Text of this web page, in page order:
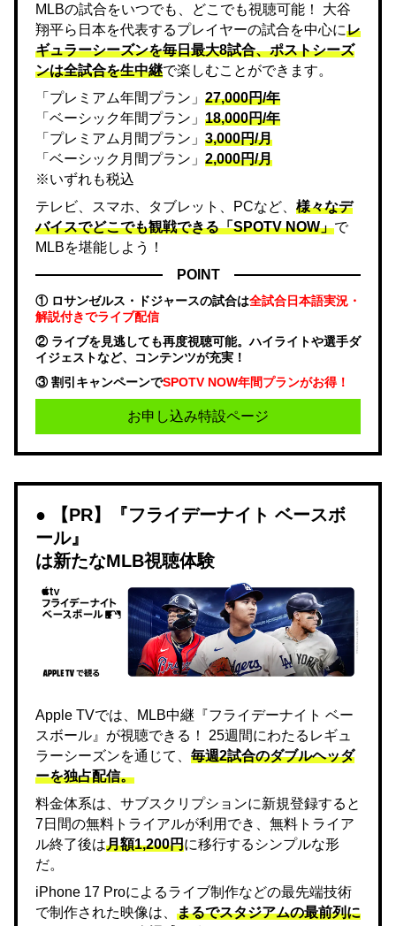
MLBの試合をいつでも、どこでも視聴可能！ 大谷
翔平ら日本を代表するプレイヤーの試合を中心にレ
ギュラーシーズンを毎日最大8試合、ポストシーズ
ンは全試合を生中継で楽しむことができます。
「プレミアム年間プラン」 27,000円/年
「ベーシック年間プラン」 18,000円/年
「プレミアム月間プラン」 3,000円/月
「ベーシック月間プラン」 2,000円/月
※いずれも税込
テレビ、スマホ、タブレット、PCなど、 様々なデ
バイスでどこでも観戦できる「SPOTV NOW」で
MLBを堪能しよう！
POINT
① ロサンゼルス・ドジャースの試合は全試合日本語実況・
解説付きでライブ配信
② ライブを見逃しても再度視聴可能。ハイライトや選手ダ
イジェストなど、コンテンツが充実！
③ 割引キャンペーンでSPOTV NOW年間プランがお得！
お申し込み特設ページ
【PR】『フライデーナイト ベースボ
ール』
は新たなMLB視聴体験
Apple TVでは、MLB中継『フライデーナイト ベー
スボール』が視聴できる！ 25週間にわたるレギュ
ラーシーズンを通じて、 毎週2試合のダブルヘッダ
ーを独占配信。
料金体系は、サブスクリプションに新規登録すると
7日間の無料トライアルが利用でき、無料トライア
ル終了後は月額1,200円に移行するシンプルな形
だ。
iPhone 17 Proによるライブ制作などの最先端技術
で制作された映像は、 まるでスタジアムの最前列に